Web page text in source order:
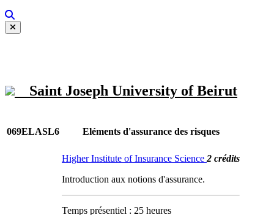
Saint Joseph University of Beirut
069ELASL6 Eléments d'assurance des risques
Higher Institute of Insurance Science 2 crédits
Introduction aux notions d'assurance.
Temps présentiel : 25 heures